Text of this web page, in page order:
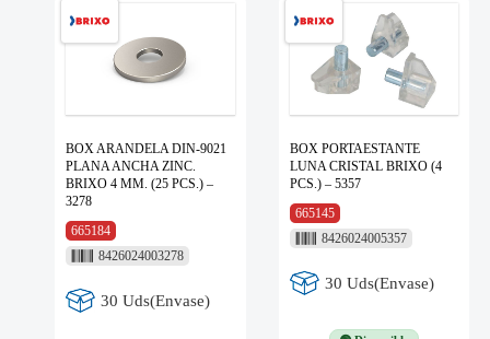
BOX ARANDELA DIN-9021
PLANA ANCHA ZINC.
BRIXO 4 MM. (25 PCS.) –
3278
665184
8426024003278
30 Uds(Envase)
BOX PORTAESTANTE
LUNA CRISTAL BRIXO (4
PCS.) – 5357
665145
8426024005357
30 Uds(Envase)